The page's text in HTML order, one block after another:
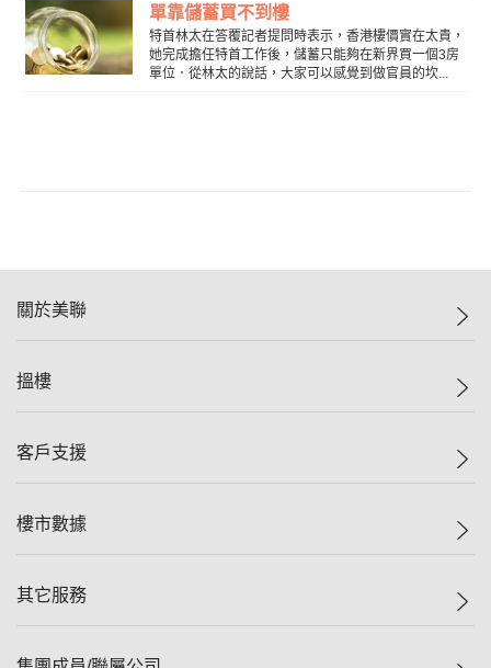
單靠儲蓄買不到樓
特首林太在答覆記者提問時表示，香港樓價實在太貴，
她完成擔任特首工作後，儲蓄只能夠在新界買一個3房
單位．從林太的說話，大家可以感覺到做官員的坎...
關於美聯
美聯集團
人才招募
搵樓
一手新盤
減價
美聯豪宅
獨家樓盤
租盤
客戶支援
自助放盤
查詢熱線
樓市數據
樓價指數
其它服務
屋苑專頁